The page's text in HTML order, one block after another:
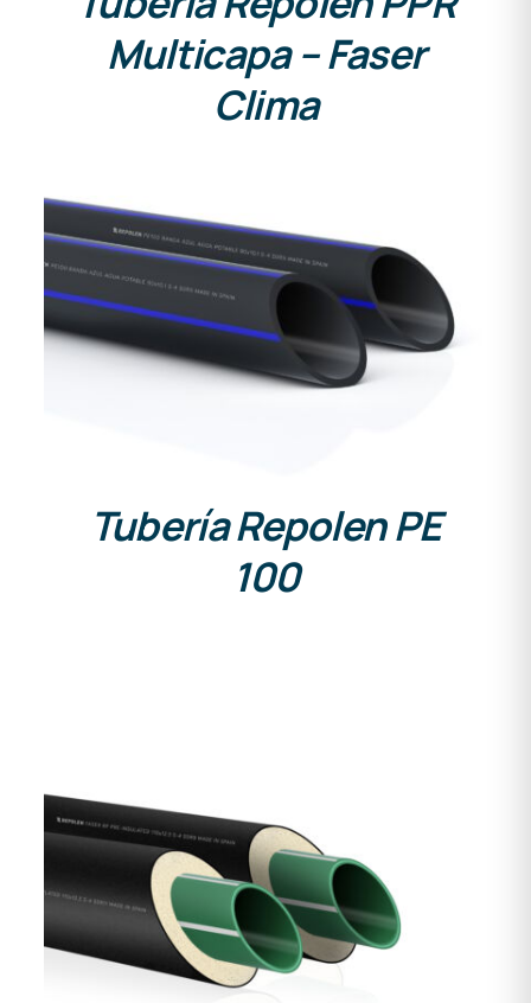
Multicapa – Faser
Clima
DETALLES
Tubería Repolen PE
100
DETALLES